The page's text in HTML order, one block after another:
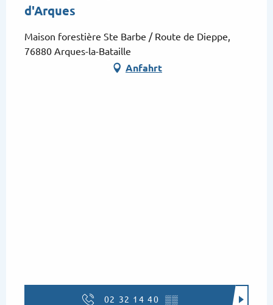
d'Arques
Maison forestière Ste Barbe / Route de Dieppe,
76880 Arques-la-Bataille
Anfahrt
02 32 14 40 ▒▒